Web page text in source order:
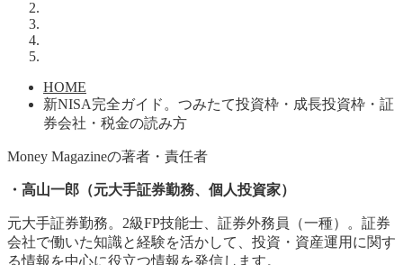
HOME
新NISA完全ガイド。つみたて投資枠・成長投資枠・証
券会社・税金の読み方
Money Magazineの著者・責任者
・高山一郎（元大手証券勤務、個人投資家）
元大手証券勤務。2級FP技能士、証券外務員（一種）。証券
会社で働いた知識と経験を活かして、投資・資産運用に関す
る情報を中心に役立つ情報を発信します。